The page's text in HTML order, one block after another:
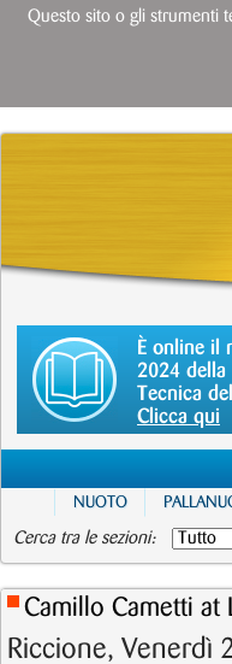
È online il
2024 della
Tecnica
Clicca qui
NUOTO
Cerca tra le sezioni:
Camillo Cametti at
Riccione, Venerdì
Questo sito o gli strumenti